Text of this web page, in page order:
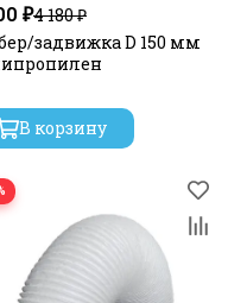
₽4 180 ₽
задвижка D 150 мм
В корзину